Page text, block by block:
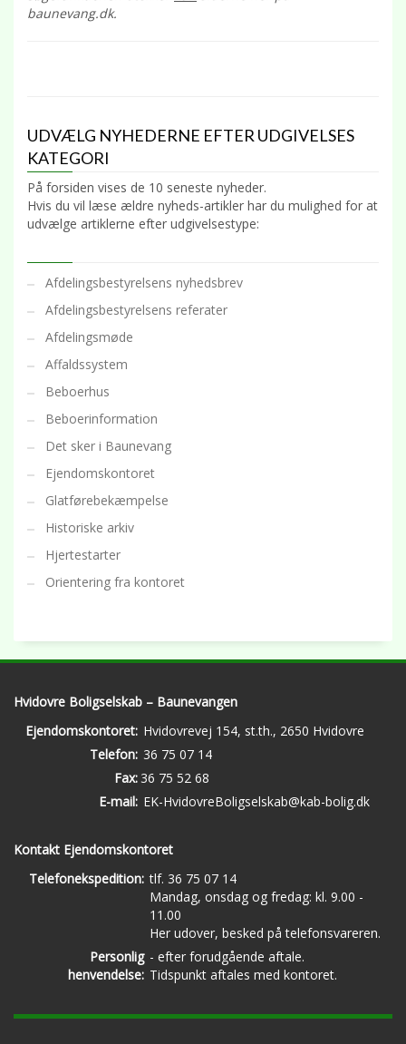
baunevang.dk.
UDVÆLG NYHEDERNE EFTER UDGIVELSES
KATEGORI
På forsiden vises de 10 seneste nyheder.
Hvis du vil læse ældre nyheds-artikler har du mulighed for at
udvælge artiklerne efter udgivelsestype:
Afdelingsbestyrelsens nyhedsbrev
Afdelingsbestyrelsens referater
Afdelingsmøde
Affaldssystem
Beboerhus
Beboerinformation
Det sker i Baunevang
Ejendomskontoret
Glatførebekæmpelse
Historiske arkiv
Hjertestarter
Orientering fra kontoret
Hvidovre Boligselskab – Baunevangen
Ejendomskontoret: Hvidovrevej 154, st.th., 2650 Hvidovre
Telefon: 36 75 07 14
Fax: 36 75 52 68
E-mail: EK-HvidovreBoligselskab@kab-bolig.dk
Kontakt Ejendomskontoret
Telefonekspedition: tlf. 36 75 07 14
Mandag, onsdag og fredag: kl. 9.00 -
11.00
Her udover, besked på telefonsvareren.
Personlig
henvendelse:
- efter forudgående aftale.
Tidspunkt aftales med kontoret.